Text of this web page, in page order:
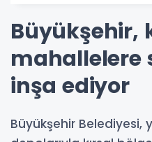
Büyükşehir,
mahallelere
inşa ediyor
Büyükşehir Belediyesi,